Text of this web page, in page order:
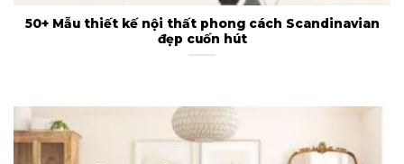
50+ Mẫu thiết kế nội thất phong cách Scandinavian
đẹp cuốn hút